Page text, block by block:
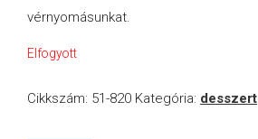
vérnyomásunkat.
Elfogyott
Cikkszám: 51-820 Kategória: desszert